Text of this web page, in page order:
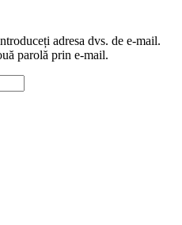
adresa dvs. de e-mail.
parolă prin e-mail.